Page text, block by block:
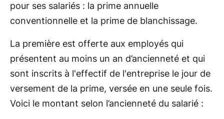
pour ses salariés : la prime annuelle
conventionnelle et la prime de blanchissage.
La première est offerte aux employés qui
présentent au moins un an d’ancienneté et qui
sont inscrits à l'effectif de l'entreprise le jour de
versement de la prime, versée en une seule fois.
Voici le montant selon l’ancienneté du salarié :